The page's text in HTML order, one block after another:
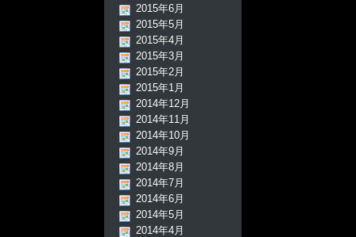
2015年6月
2015年5月
2015年4月
2015年3月
2015年2月
2015年1月
2014年12月
2014年11月
2014年10月
2014年9月
2014年8月
2014年7月
2014年6月
2014年5月
2014年4月